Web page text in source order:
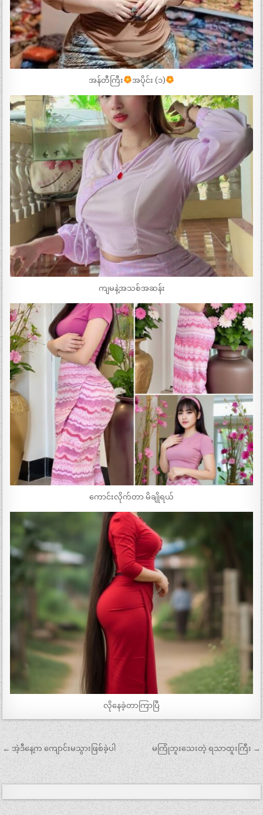
အန်တီကြီး အပိုင်း (၁)
ကျမနဲ့အသစ်အဆန်း
ကောင်းလိုက်တာ မိချိုရယ်
လိုနေခဲ့တာကြာပြီ
Post
navigation
← အဲ့ဒီနေ့က ကျောင်းမသွားဖြစ်ခဲ့ပါ မကြုံဘူးသေးတဲ့ ရသာထူးကြီး →